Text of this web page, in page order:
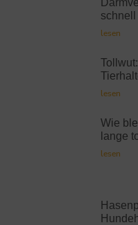
lesen
lesen
Wie
lange
lesen